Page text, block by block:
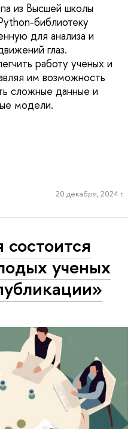
из Высшей школы
библиотеку
для анализа и
глаз.
работу ученых и
им возможность
сложные данные и
модели.
20 декабря, 2024 г.
ученых